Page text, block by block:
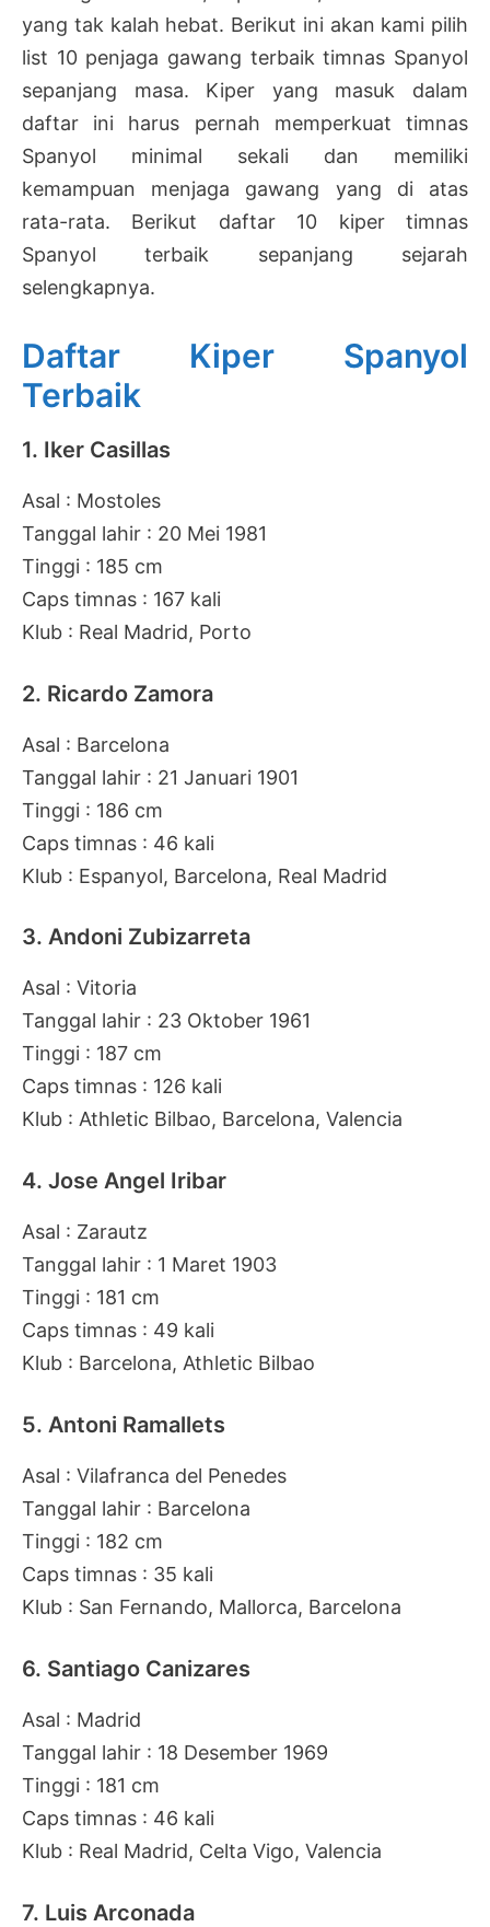
yang tak kalah hebat. Berikut ini akan kami pilih
list 10 penjaga gawang terbaik timnas Spanyol
sepanjang masa. Kiper yang masuk dalam
daftar ini harus pernah memperkuat timnas
Spanyol minimal sekali dan memiliki
kemampuan menjaga gawang yang di atas
rata-rata. Berikut daftar 10 kiper timnas
Spanyol terbaik sepanjang sejarah
selengkapnya.
Daftar Kiper Spanyol
Terbaik
1. Iker Casillas
Asal : Mostoles
Tanggal lahir : 20 Mei 1981
Tinggi : 185 cm
Caps timnas : 167 kali
Klub : Real Madrid, Porto
2. Ricardo Zamora
Asal : Barcelona
Tanggal lahir : 21 Januari 1901
Tinggi : 186 cm
Caps timnas : 46 kali
Klub : Espanyol, Barcelona, Real Madrid
3. Andoni Zubizarreta
Asal : Vitoria
Tanggal lahir : 23 Oktober 1961
Tinggi : 187 cm
Caps timnas : 126 kali
Klub : Athletic Bilbao, Barcelona, Valencia
4. Jose Angel Iribar
Asal : Zarautz
Tanggal lahir : 1 Maret 1903
Tinggi : 181 cm
Caps timnas : 49 kali
Klub : Barcelona, Athletic Bilbao
5. Antoni Ramallets
Asal : Vilafranca del Penedes
Tanggal lahir : Barcelona
Tinggi : 182 cm
Caps timnas : 35 kali
Klub : San Fernando, Mallorca, Barcelona
6. Santiago Canizares
Asal : Madrid
Tanggal lahir : 18 Desember 1969
Tinggi : 181 cm
Caps timnas : 46 kali
Klub : Real Madrid, Celta Vigo, Valencia
7. Luis Arconada